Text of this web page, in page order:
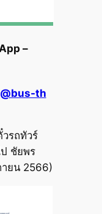
–
th
รถทัวร์
ชัยพร
ยน 2566)